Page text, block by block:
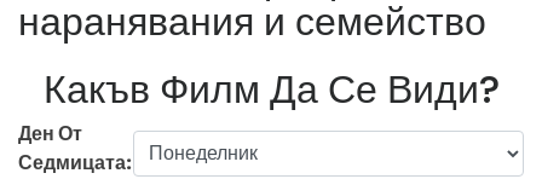
наранявания и семейство
Какъв Филм Да Се Види?
Ден От
Седмицата: